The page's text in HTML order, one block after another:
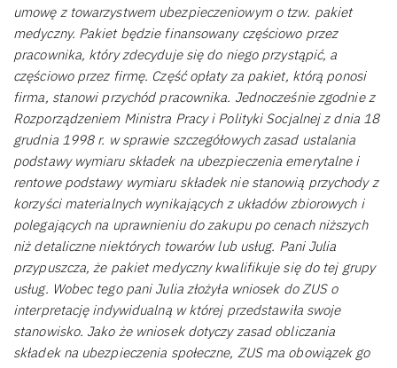
umowę z towarzystwem ubezpieczeniowym o tzw. pakiet
medyczny. Pakiet będzie finansowany częściowo przez
pracownika, który zdecyduje się do niego przystąpić, a
częściowo przez firmę. Część opłaty za pakiet, którą ponosi
firma, stanowi przychód pracownika. Jednocześnie zgodnie z
Rozporządzeniem Ministra Pracy i Polityki Socjalnej z dnia 18
grudnia 1998 r. w sprawie szczegółowych zasad ustalania
podstawy wymiaru składek na ubezpieczenia emerytalne i
rentowe podstawy wymiaru składek nie stanowią przychody z
korzyści materialnych wynikających z układów zbiorowych i
polegających na uprawnieniu do zakupu po cenach niższych
niż detaliczne niektórych towarów lub usług. Pani Julia
przypuszcza, że pakiet medyczny kwalifikuje się do tej grupy
usług. Wobec tego pani Julia złożyła wniosek do ZUS o
interpretację indywidualną w której przedstawiła swoje
stanowisko. Jako że wniosek dotyczy zasad obliczania
składek na ubezpieczenia społeczne, ZUS ma obowiązek go